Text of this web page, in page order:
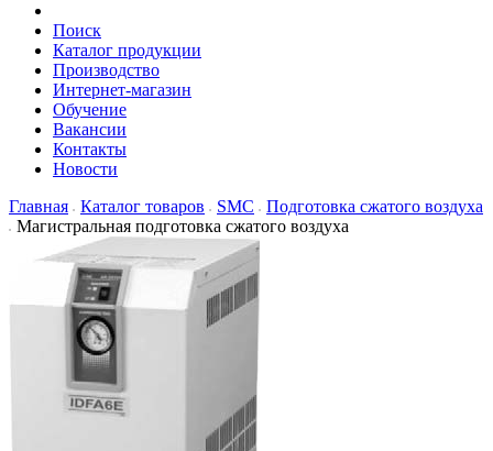
Поиск
Каталог продукции
Производство
Интернет-магазин
Обучение
Вакансии
Контакты
Новости
Главная
Каталог товаров SMC
Подготовка сжатого воздуха
Магистральная подготовка сжатого воздуха